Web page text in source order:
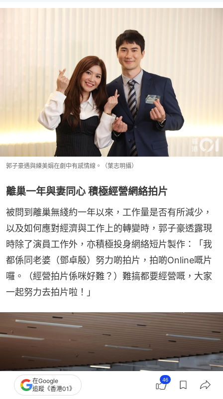
郭子豪遇與練美娟在劇中有感情線。（葉志明攝）
離巢一年與妻同心 積極經營網絡拍片
被問到離巢無綫約一年以來，工作量是否有所減少，
以及如何應對經濟與工作上的轉變時，郭子豪透露現
時除了演員工作外，亦積極投身網絡短片製作：「我
都係同老婆（鄧卓殷）努力啲拍片，拍啲Online嘅片
囉。（經營拍片係咪好難？）難搞都要經營嘅，大家
一起努力去拍片啦！」
在Google
追蹤《香港01》
46